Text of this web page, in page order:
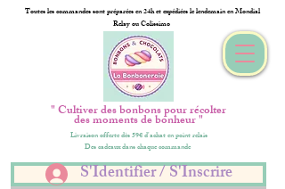
Toutes les commandes sont préparées en 24h et expédiées le lendemain en Mondial
Relay ou Colissimo
" Cultiver des bonbons pour récolter
des moments de bonheur "
Livraison offerte dès 59€ d'achat en point relais
Des cadeaux dans chaque commande
S'Identifier / S'Inscrire